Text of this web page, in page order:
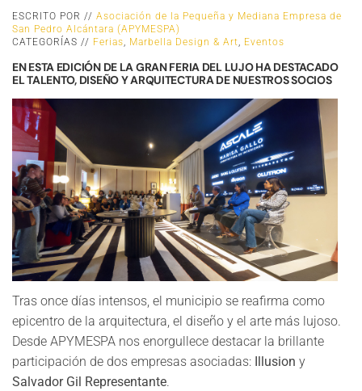
ESCRITO POR // Asociación de la Pequeña y Mediana Empresa de
San Pedro Alcántara (APYMESPA)
CATEGORÍAS // Ferias Marbella Design & Art Eventos
EN ESTA EDICIÓN DE LA GRAN FERIA DEL LUJO HA DESTACADO
EL TALENTO, DISEÑO Y ARQUITECTURA DE NUESTROS SOCIOS
Tras once días intensos, el municipio se reafirma como
epicentro de la arquitectura, el diseño y el arte más lujoso.
Desde APYMESPA nos enorgullece destacar la brillante
participación de dos empresas asociadas:
Illusion y
Salvador Gil Representante.